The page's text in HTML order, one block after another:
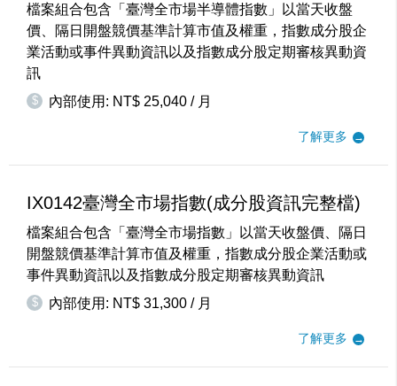
檔案組合包含「臺灣全市場半導體指數」以當天收盤
價、隔日開盤競價基準計算市值及權重，指數成分股企
業活動或事件異動資訊以及指數成分股定期審核異動資
訊
$ 內部使用: NT$ 25,040 / 月
了解更多
IX0142臺灣全市場指數(成分股資訊完整檔)
檔案組合包含「臺灣全市場指數」以當天收盤價、隔日
開盤競價基準計算市值及權重，指數成分股企業活動或
事件異動資訊以及指數成分股定期審核異動資訊
$ 內部使用: NT$ 31,300 / 月
了解更多